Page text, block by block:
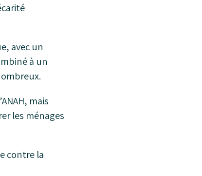
avec un
à un
mais
les ménages
contre la